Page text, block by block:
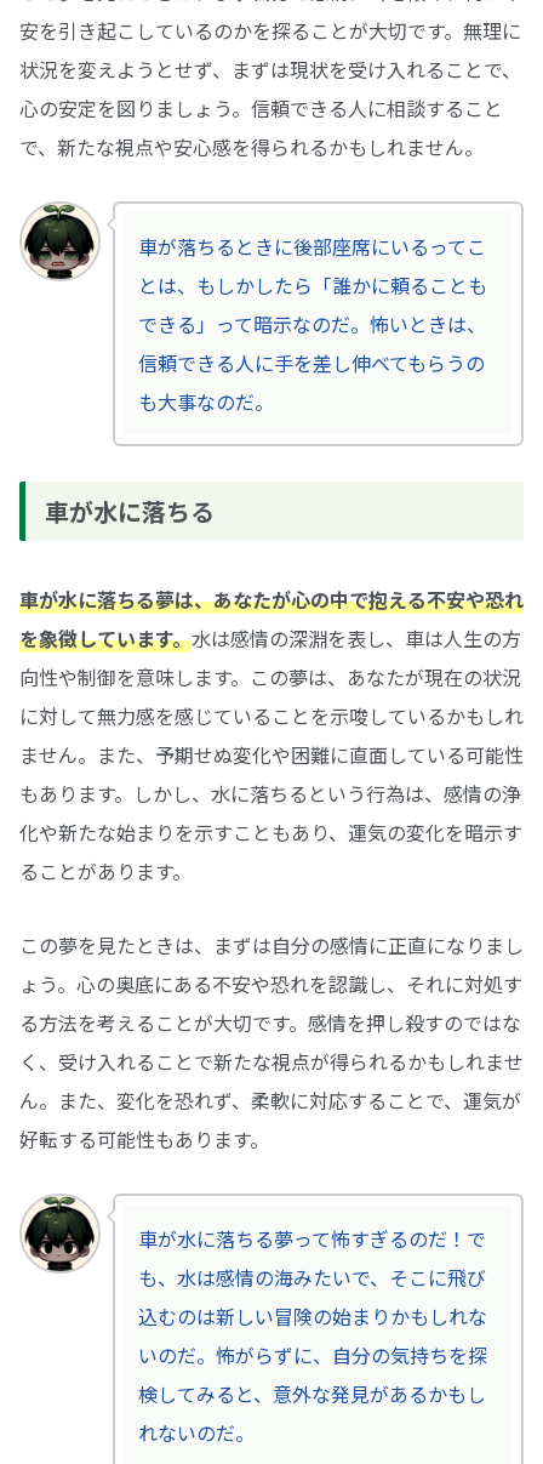
安を引き起こしているのかを探ることが大切です。無理に
状況を変えようとせず、まずは現状を受け入れることで、
心の安定を図りましょう。信頼できる人に相談すること
で、新たな視点や安心感を得られるかもしれません。
車が落ちるときに後部座席にいるってこ
とは、もしかしたら「誰かに頼ることも
できる」って暗示なのだ。怖いときは、
信頼できる人に手を差し伸べてもらうの
も大事なのだ。
車が水に落ちる
車が水に落ちる夢は、あなたが心の中で抱える不安や恐れ
を象徴しています。水は感情の深淵を表し、車は人生の方
向性や制御を意味します。この夢は、あなたが現在の状況
に対して無力感を感じていることを示唆しているかもしれ
ません。また、予期せぬ変化や困難に直面している可能性
もあります。しかし、水に落ちるという行為は、感情の浄
化や新たな始まりを示すこともあり、運気の変化を暗示す
ることがあります。
この夢を見たときは、まずは自分の感情に正直になりまし
ょう。心の奥底にある不安や恐れを認識し、それに対処す
る方法を考えることが大切です。感情を押し殺すのではな
く、受け入れることで新たな視点が得られるかもしれませ
ん。また、変化を恐れず、柔軟に対応することで、運気が
好転する可能性もあります。
車が水に落ちる夢って怖すぎるのだ！で
も、水は感情の海みたいで、そこに飛び
込むのは新しい冒険の始まりかもしれな
いのだ。怖がらずに、自分の気持ちを探
検してみると、意外な発見があるかもし
れないのだ。